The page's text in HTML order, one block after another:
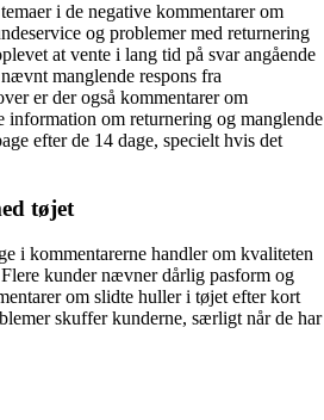
i de negative kommentarer om
og problemer med returnering
at vente i lang tid på svar angående
manglende respons fra
er der også kommentarer om
information om returnering og manglende
efter de 14 dage, specielt hvis det
tøjet
i kommentarerne handler om kvaliteten
kunder nævner dårlig pasform og
om slidte huller i tøjet efter kort
skuffer kunderne, særligt når de har